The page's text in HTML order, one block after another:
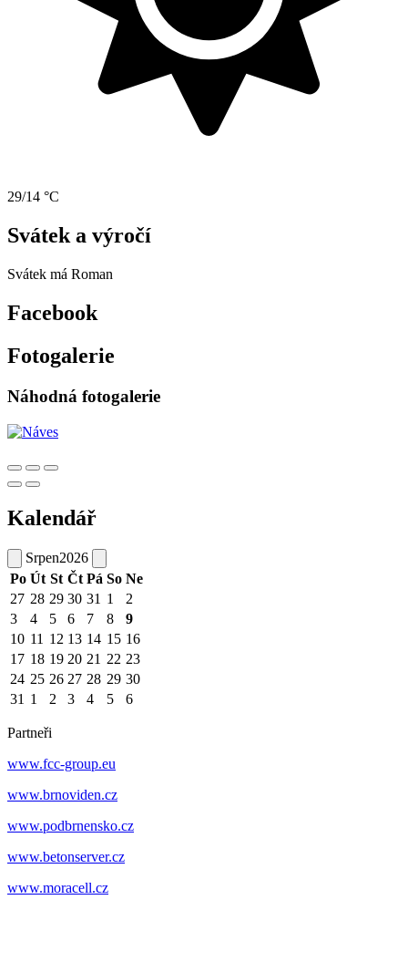
29/14 °C
Svátek a výročí
Svátek má Roman
Facebook
Fotogalerie
Náhodná fotogalerie
Kalendář
Srpen2026
Po Út St Čt Pá So Ne
27 28 29 30 31 1
2
3
4 5 6 7 8
9
10 11 12 13 14 15 16
17 18 19 20 21 22 23
24 25 26 27 28 29 30
31 1 2 3 4 5 6
Partneři
www.fcc-group.eu
www.brnoviden.cz
www.podbrnensko.cz
www.betonserver.cz
www.moracell.cz